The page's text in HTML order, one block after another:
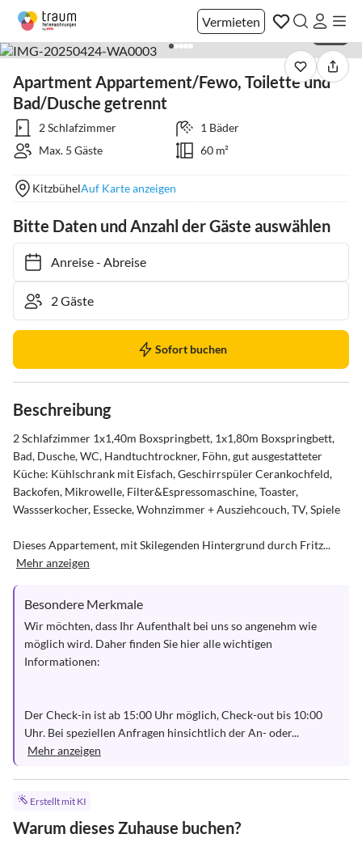
Vermieten
Apartment Appartement/Fewo, Toilette und
Bad/Dusche getrennt
2 Schlafzimmer
1 Bäder
Max. 5 Gäste
60 m²
KitzbühelAuf Karte anzeigen
Bitte Daten und Anzahl der Gäste auswählen
Anreise- Abreise
Sofort buchen
Beschreibung
2 Schlafzimmer 1x1,40m Boxspringbett, 1x1,80m Boxspringbett,
Bad, Dusche, WC, Handtuchtrockner, Föhn, gut ausgestatteter
Küche: Kühlschrank mit Eisfach, Geschirrspüler Cerankochfeld,
Backofen, Mikrowelle, Filter&Espressomaschine, Toaster,
Wassserkocher, Essecke, Wohnzimmer + Ausziehcouch, TV, Spiele
Dieses Appartement, mit Skilegenden Hintergrund durch Fritz...
Mehr anzeigen
Besondere Merkmale
Wir möchten, dass Ihr Aufenthalt bei uns so angenehm wie
möglich wird. Daher finden Sie hier alle wichtigen
Informationen:
Der Check-in ist ab 15:00 Uhr möglich, Check-out bis 10:00
Uhr. Bei speziellen Anfragen hinsichtlich der An- oder...
Mehr anzeigen
Erstellt mit KI
Warum dieses Zuhause buchen?